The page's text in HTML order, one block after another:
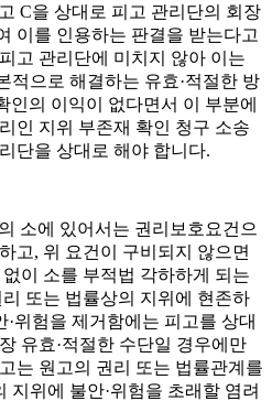
C을 상대로 피고 관리단의 회장
이를 인용하는 판결을 받는다고
고 관리단에 미치지 않아 이는
적으로 해결하는 유효·적절한 방
인의 이익이 없다면서 이 부분에
인 지위 부존재 확인 청구 소송
단을 상대로 해야 합니다.
소에 있어서는 권리보호요건으
고, 위 요건이 구비되지 않으면
이 소를 부적법 각하하게 되는
또는 법률상의 지위에 현존하
·위험을 제거함에는 피고를 상대
유효·적절한 수단일 경우에만
는 원고의 권리 또는 법률관계를
지위에 불안·위험을 초래할 염려